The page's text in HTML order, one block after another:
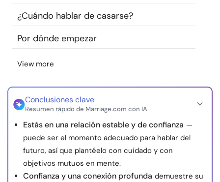
Idioma
Sobre nosotros Contáctanos Escríbenos
Publicidad con
nosotros
¿Cuándo hablar de casarse?
Por dónde empezar
View more
Conclusiones clave
Resumen rápido de Marriage.com con IA
Estás en una relación estable y de confianza —
puede ser el momento adecuado para hablar del
futuro, así que plantéelo con cuidado y con
objetivos mutuos en mente.
Confianza y una conexión profunda demuestre su